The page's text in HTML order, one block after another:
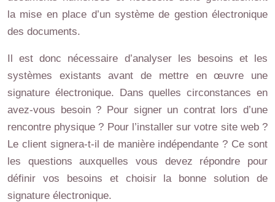
la mise en place d’un système de gestion électronique
des documents.
Il est donc nécessaire d’analyser les besoins et les
systèmes existants avant de mettre en œuvre une
signature électronique. Dans quelles circonstances en
avez-vous besoin ? Pour signer un contrat lors d’une
rencontre physique ? Pour l’installer sur votre site web ?
Le client signera-t-il de manière indépendante ? Ce sont
les questions auxquelles vous devez répondre pour
définir vos besoins et choisir la bonne solution de
signature électronique.